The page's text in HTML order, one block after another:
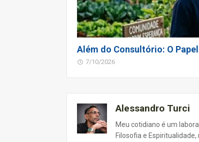
Além do Consultório: O
7/10/2026
Alessandro Turci
Meu cotidiano é um
Filosofia e